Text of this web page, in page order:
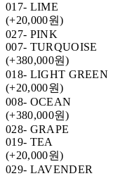
017- LIME
(+20,000원)
027- PINK
007- TURQUOISE
(+380,000원)
018- LIGHT GREEN
(+20,000원)
008- OCEAN
(+380,000원)
028- GRAPE
019- TEA
(+20,000원)
029- LAVENDER